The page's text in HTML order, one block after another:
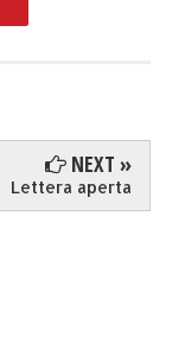
NEXT »
Lettera aperta